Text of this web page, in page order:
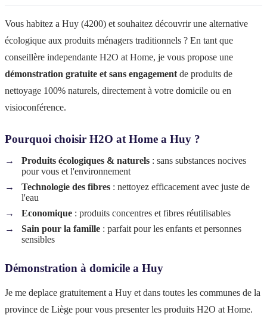
Vous habitez a Huy (4200) et souhaitez découvrir une alternative
écologique aux produits ménagers traditionnels ? En tant que
conseillère independante H2O at Home, je vous propose une
démonstration gratuite et sans engagement de produits de
nettoyage 100% naturels, directement à votre domicile ou en
visioconférence.
Pourquoi choisir H2O at Home a Huy ?
Produits écologiques & naturels : sans substances nocives
pour vous et l'environnement
Technologie des fibres : nettoyez efficacement avec juste de
l'eau
Economique : produits concentres et fibres réutilisables
Sain pour la famille : parfait pour les enfants et personnes
sensibles
Démonstration à domicile a Huy
Je me deplace gratuitement a Huy et dans toutes les communes de la
province de Liège pour vous presenter les produits H2O at Home.